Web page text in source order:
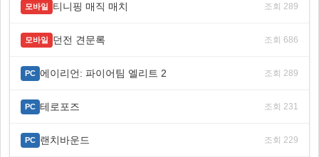
모바일 티니핑 매직 매치 조회 289
모바일 던전 견문록 조회 686
PC 에이리언: 파이어팀 엘리트 2 조회 289
PC 테로포즈 조회 231
PC 랜치바운드 조회 229